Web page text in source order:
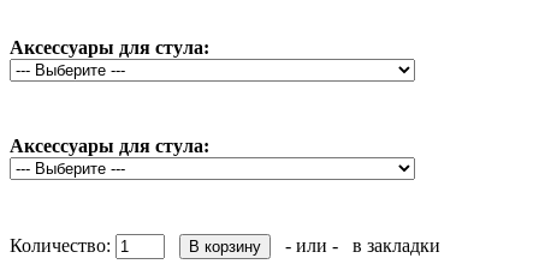
Аксессуары для стула:
Аксессуары для стула:
Количество: - или -
в закладки